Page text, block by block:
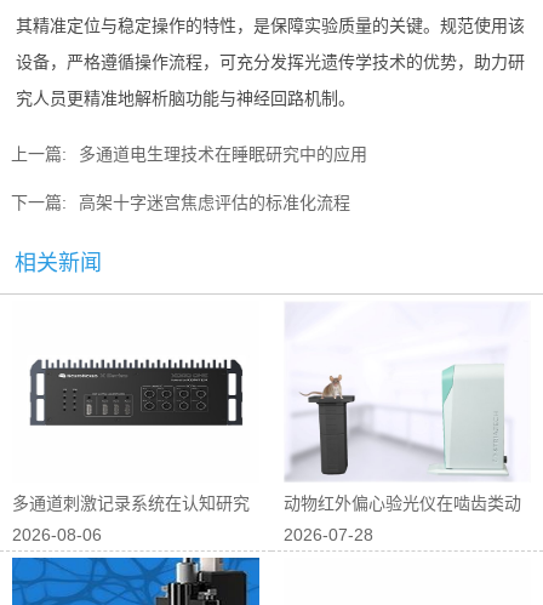
其精准定位与稳定操作的特性，是保障实验质量的关键。规范使用该
设备，严格遵循操作流程，可充分发挥光遗传学技术的优势，助力研
究人员更精准地解析脑功能与神经回路机制。
上一篇: 多通道电生理技术在睡眠研究中的应用
下一篇: 高架十字迷宫焦虑评估的标准化流程
相关新闻
多通道刺激记录系统在认知研究
中的应用
2026-08-06
动物红外偏心验光仪在啮齿类动
物屈光研究中...
2026-07-28